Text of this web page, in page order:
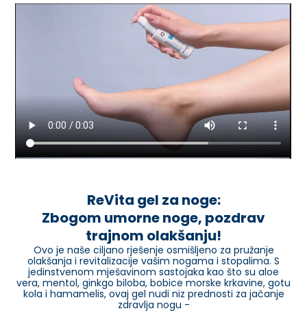
ReVita gel za noge:
Zbogom umorne noge, pozdrav
trajnom olakšanju!
Ovo je naše ciljano rješenje osmišljeno za pružanje
olakšanja i revitalizacije vašim nogama i stopalima. S
jedinstvenom mješavinom sastojaka kao što su aloe
vera, mentol, ginkgo biloba, bobice morske krkavine, gotu
kola i hamamelis, ovaj gel nudi niz prednosti za jačanje
zdravlja nogu -